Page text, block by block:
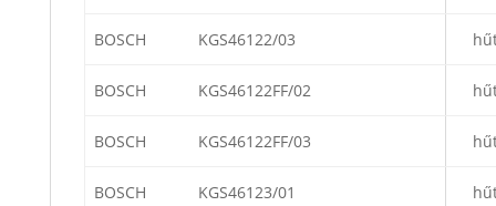
BOSCH KGS46122/03
BOSCH KGS46122FF/02
BOSCH KGS46122FF/03
BOSCH KGS46123/01